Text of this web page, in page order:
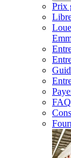
Prix
FAQ